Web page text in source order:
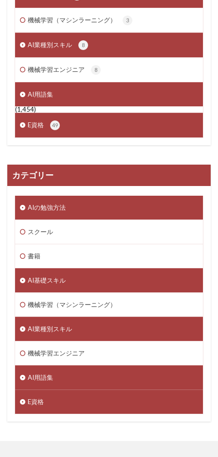
機械学習（マシンラーニング） 3
AI業種別スキル 8
機械学習エンジニア 8
AI用語集
(1,454)
E資格
49
カテゴリー
AIの勉強方法
スクール
書籍
AI基礎スキル
機械学習（マシンラーニング）
AI業種別スキル
機械学習エンジニア
AI用語集
E資格